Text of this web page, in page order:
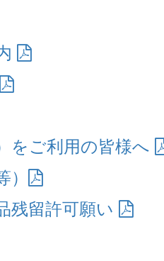
をご利用の皆様へ
）
残留許可願い